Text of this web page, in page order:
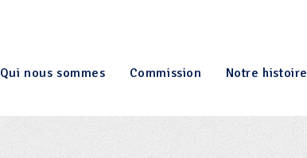
Qui nous sommes Commission Notre histoire